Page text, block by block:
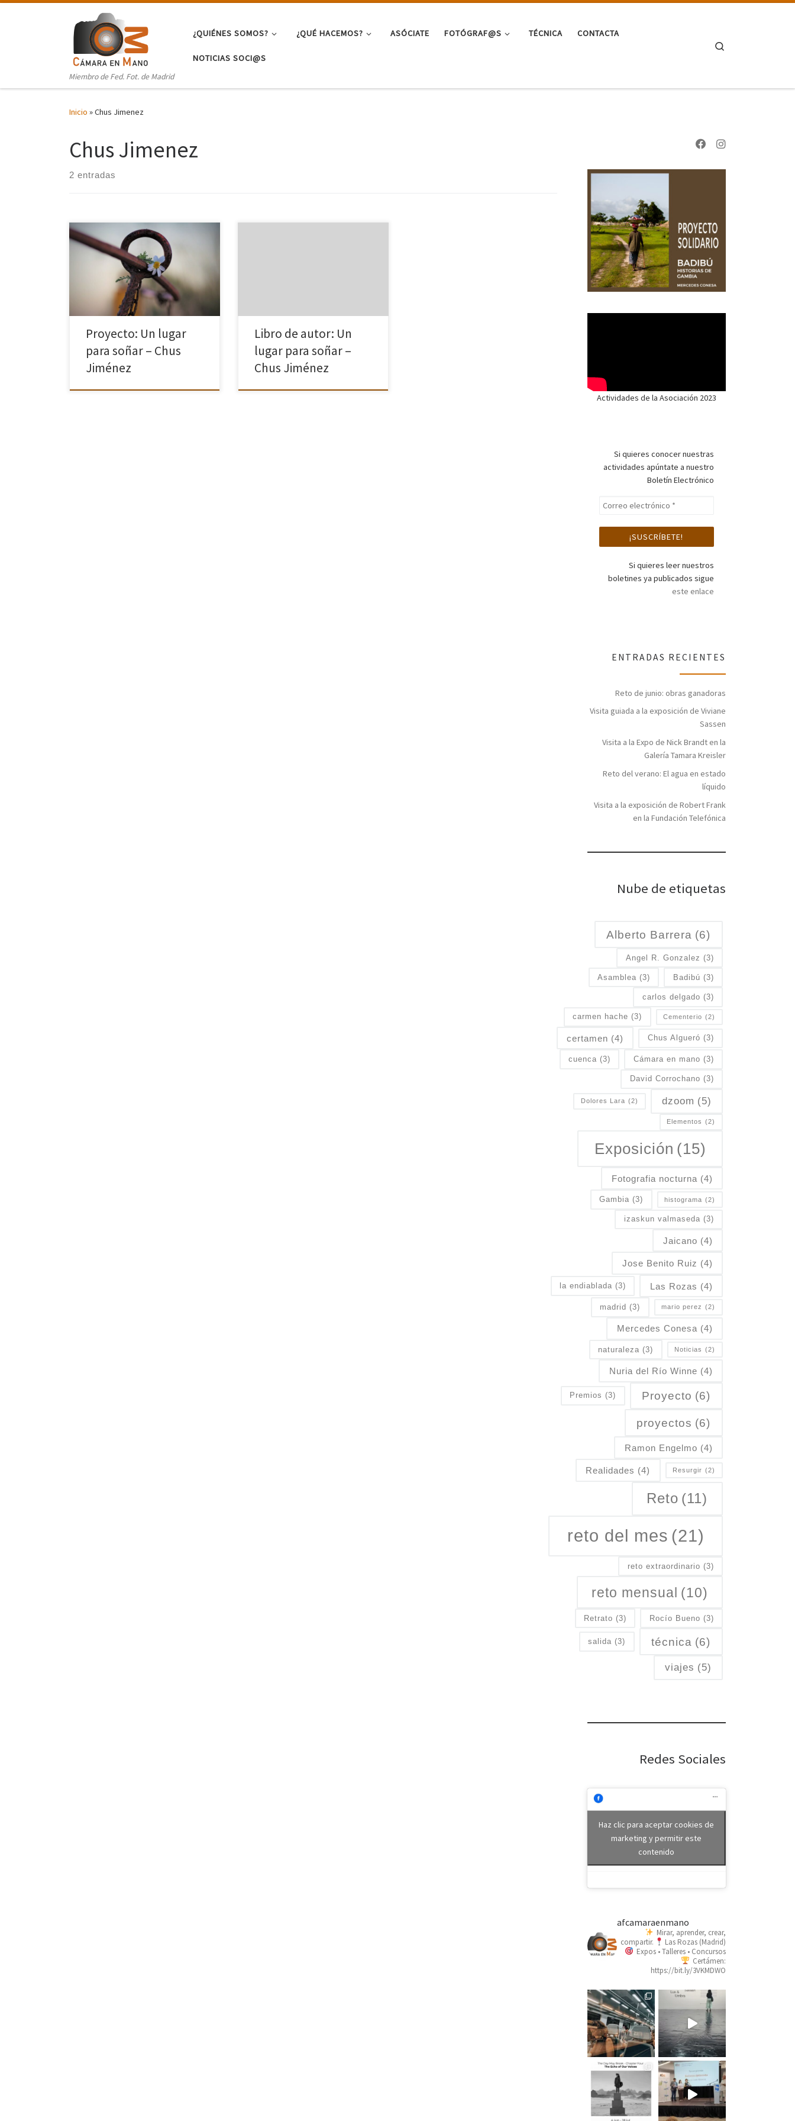
Miembro de Fed. Fot. de Madrid
¿QUIÉNES SOMOS? ¿QUÉ HACEMOS? ASÓCIATE FOTÓGRAF@S TÉCNICA CONTACTA
NOTICIAS SOCI@S
Inicio »Chus Jimenez
Chus Jimenez
2 entradas
UN LUGAR PARA SOÑAR Este trabajo
ha sido el proyecto realizado en Las
Rozas (Madrid) “Fotografía de Autor”
2020-21 Quien crea una imagen crea
AMOR y POESÍA, imágenes que se […]
Proyecto: Un lugar
para soñar – Chus
Jiménez
Libro de autor: Un
lugar para soñar –
Chus Jiménez
Actividades de la Asociación 2023
Si quieres conocer nuestras
actividades apúntate a nuestro
Boletín Electrónico
Si quieres leer nuestros
boletines ya publicados sigue
este enlace
ENTRADAS RECIENTES
Reto de junio: obras ganadoras
Visita guiada a la exposición de Viviane
Sassen
Visita a la Expo de Nick Brandt en la
Galería Tamara Kreisler
Reto del verano: El agua en estado
líquido
Visita a la exposición de Robert Frank
en la Fundación Telefónica
Nube de etiquetas
Alberto Barrera (6)
Angel R. Gonzalez (3)
Asamblea (3) Badibú (3)
carlos delgado (3)
carmen hache (3) Cementerio (2)
certamen (4) Chus Algueró (3)
cuenca (3) Cámara en mano (3)
David Corrochano (3)
Dolores Lara (2) dzoom (5)
Elementos (2)
Exposición (15)
Fotografia nocturna (4)
Gambia (3) histograma (2)
izaskun valmaseda (3)
Jaicano (4)
Jose Benito Ruiz (4)
la endiablada (3) Las Rozas (4)
madrid (3) mario perez (2)
Mercedes Conesa (4)
naturaleza (3) Noticias (2)
Nuria del Río Winne (4)
Premios (3) Proyecto (6)
proyectos (6)
Ramon Engelmo (4)
Realidades (4) Resurgir (2)
Reto (11)
reto del mes (21)
reto extraordinario (3)
reto mensual (10)
Retrato (3) Rocío Bueno (3)
salida (3) técnica (6)
viajes (5)
Redes Sociales
Haz clic para aceptar cookies de
marketing y permitir este
contenido
afcamaraenmano
Mirar, aprender, crear,
compartir.
Las Rozas (Madrid)
Expos • Talleres • Concursos
Certámen:
https://bit.ly/3VKMDWO